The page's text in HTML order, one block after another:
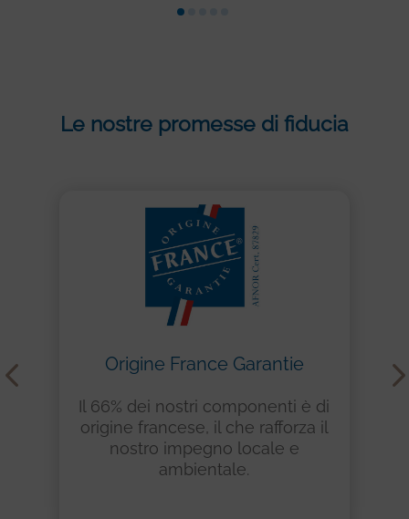
Le nostre promesse di fiducia
Origine France Garantie
Il 66% dei nostri componenti è di
origine francese, il che rafforza il
nostro impegno locale e
ambientale.